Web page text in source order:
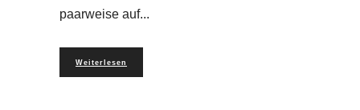
paarweise auf
Weiterlesen